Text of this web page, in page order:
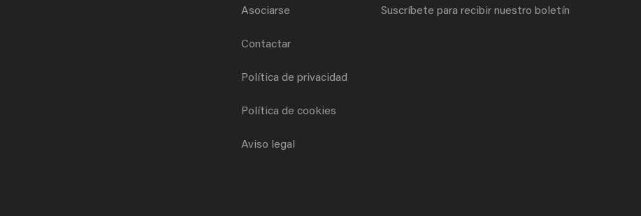
Asociarse
Contactar
Política de privacidad
Política de cookies
Aviso legal
Suscríbete para recibir nuestro boletín